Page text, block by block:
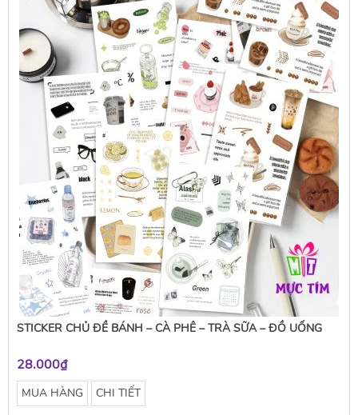
STICKER CHỦ ĐỀ BÁNH – CÀ PHÊ – TRÀ SỮA – ĐỒ UỐNG
28.000₫
MUA HÀNG CHI TIẾT